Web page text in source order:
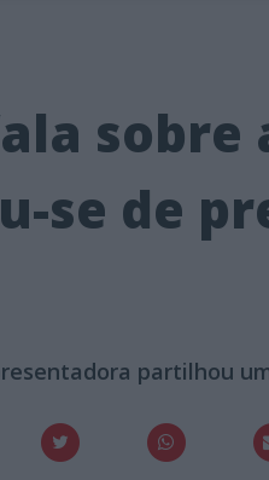
sobre
se de
partilhou